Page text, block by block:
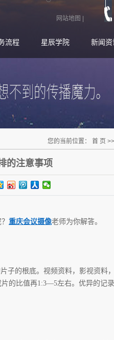
网站地图
流程 星辰学院 新闻资
您的当前位置： 首 页 >>
的注意事项
重庆会议摄像老师为你解答。
子的根底。视频资料，影视资料
的比值再1:3—5左右。优异的记